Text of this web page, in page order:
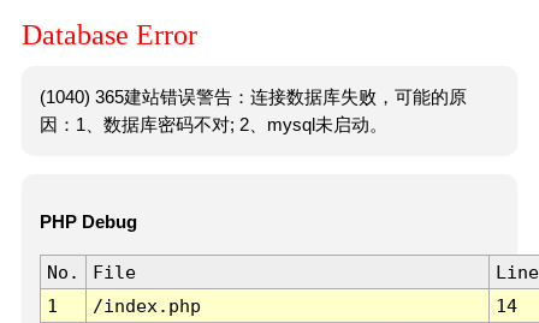
Database Error
(1040) 365建站错误警告：连接数据库失败，可能的原
因：1、数据库密码不对; 2、mysql未启动。
PHP Debug
No. File
Line
1
/index.php 14